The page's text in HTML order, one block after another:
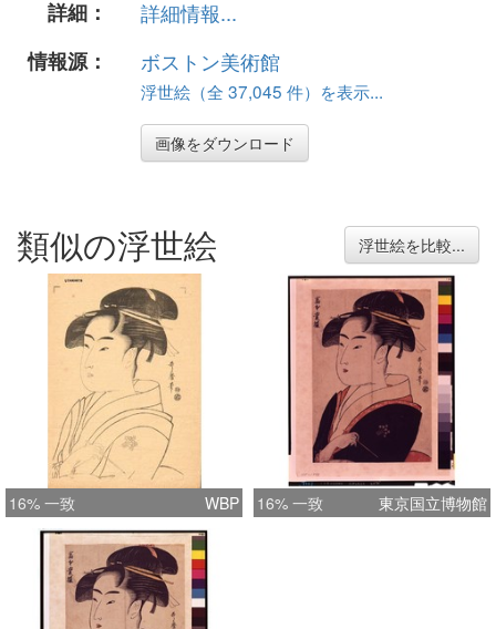
詳細：
詳細情報...
情報源：
ボストン美術館
浮世絵（全 37,045 件）を表示...
画像をダウンロード
類似の浮世絵 浮世絵を比較...
16% 一致 WBP 16% 一致 東京国立博物館